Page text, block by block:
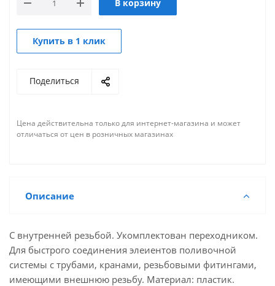
В корзину
Купить в 1 клик
Поделиться
Цена действительна только для интернет-магазина и может
отличаться от цен в розничных магазинах
Описание
С внутренней резьбой. Укомплектован переходником.
Для быстрого соединения элеиентов поливочной
системы с трубами, кранами, резьбовыми фитингами,
имеющими внешнюю резьбу. Материал: пластик.